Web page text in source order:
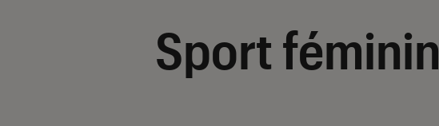
Sport féminin